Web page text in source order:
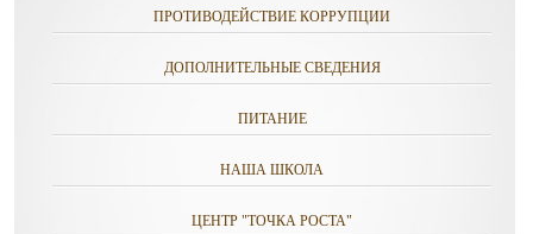
ПРОТИВОДЕЙСТВИЕ КОРРУПЦИИ
ДОПОЛНИТЕЛЬНЫЕ СВЕДЕНИЯ
ПИТАНИЕ
НАША ШКОЛА
ЦЕНТР "ТОЧКА РОСТА"